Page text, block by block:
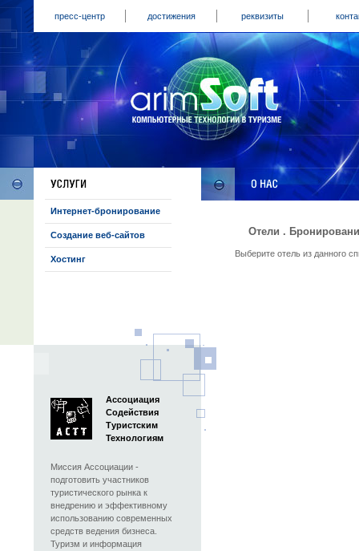
пресс-центр достижения реквизиты
Интернет-бронирование
Создание веб-сайтов
Хостинг
Ассоциация
Содействия
Туристским
Технологиям
Миссия Ассоциации -
подготовить участников
туристического рынка к
внедрению и эффективному
использованию современных
средств ведения бизнеса.
Туризм и информация
Отели .
Выберите отель из данного